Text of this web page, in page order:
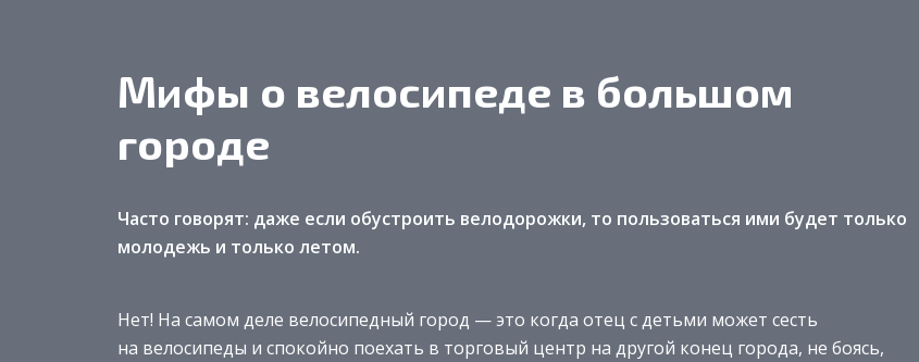
Мифы о велосипеде в большом
городе
Часто говорят: даже если обустроить велодорожки, то пользоваться ими будет только
молодежь и только летом.
Нет! На самом деле велосипедный город — это когда отец с детьми может сесть
на велосипеды и спокойно поехать в торговый центр на другой конец города, не боясь,